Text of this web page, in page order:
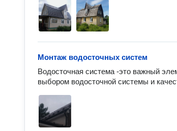
Монтаж водосточных систем
Водосточная система -это важный
выбором водосточной системы и